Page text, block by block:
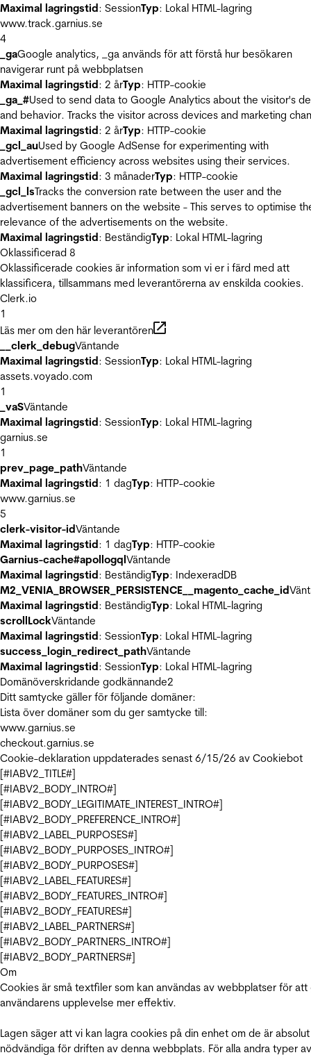
Maximal lagringstid: SessionTyp: Lokal HTML-lagring
www.track.garnius.se
4
_gaGoogle analytics, _ga används för att förstå hur besökaren
navigerar runt på webbplatsen
Maximal lagringstid: 2 årTyp: HTTP-cookie
_ga_#Used to send data to Google Analytics about the visitor's
and behavior. Tracks the visitor across devices and marketing
Maximal lagringstid: 2 årTyp: HTTP-cookie
_gcl_auUsed by Google AdSense for experimenting with
advertisement efficiency across websites using their services.
Maximal lagringstid: 3 månaderTyp: HTTP-cookie
_gcl_lsTracks the conversion rate between the user and the
advertisement banners on the website - This serves to optimise
relevance of the advertisements on the website.
Maximal lagringstid: BeständigTyp: Lokal HTML-lagring
Oklassificerad 8
Oklassificerade cookies är information som vi er i färd med att
klassificera, tillsammans med leverantörerna av enskilda cookies.
Clerk.io
1
Läs mer om den här leverantören
__clerk_debugVäntande
Maximal lagringstid: SessionTyp: Lokal HTML-lagring
assets.voyado.com
1
_vaSVäntande
Maximal lagringstid: SessionTyp: Lokal HTML-lagring
garnius.se
1
prev_page_pathVäntande
Maximal lagringstid: 1 dagTyp: HTTP-cookie
www.garnius.se
5
clerk-visitor-idVäntande
Maximal lagringstid: 1 dagTyp: HTTP-cookie
Garnius-cache#apollogqlVäntande
Maximal lagringstid: BeständigTyp: IndexeradDB
M2_VENIA_BROWSER_PERSISTENCE__magento_cache_id
Maximal lagringstid: BeständigTyp: Lokal HTML-lagring
scrollLockVäntande
Maximal lagringstid: SessionTyp: Lokal HTML-lagring
success_login_redirect_pathVäntande
Maximal lagringstid: SessionTyp: Lokal HTML-lagring
Domänöverskridande godkännande2
Ditt samtycke gäller för följande domäner:
Lista över domäner som du ger samtycke till:
www.garnius.se
checkout.garnius.se
Cookie-deklaration uppdaterades senast 6/15/26 av Cookiebot
[#IABV2_TITLE#]
[#IABV2_BODY_INTRO#]
[#IABV2_BODY_LEGITIMATE_INTEREST_INTRO#]
[#IABV2_BODY_PREFERENCE_INTRO#]
[#IABV2_LABEL_PURPOSES#]
[#IABV2_BODY_PURPOSES_INTRO#]
[#IABV2_BODY_PURPOSES#]
[#IABV2_LABEL_FEATURES#]
[#IABV2_BODY_FEATURES_INTRO#]
[#IABV2_BODY_FEATURES#]
[#IABV2_LABEL_PARTNERS#]
[#IABV2_BODY_PARTNERS_INTRO#]
[#IABV2_BODY_PARTNERS#]
Om
Cookies är små textfiler som kan användas av webbplatser för att
användarens upplevelse mer effektiv.
Lagen säger att vi kan lagra cookies på din enhet om de är absolut
nödvändiga för driften av denna webbplats. För alla andra typer av